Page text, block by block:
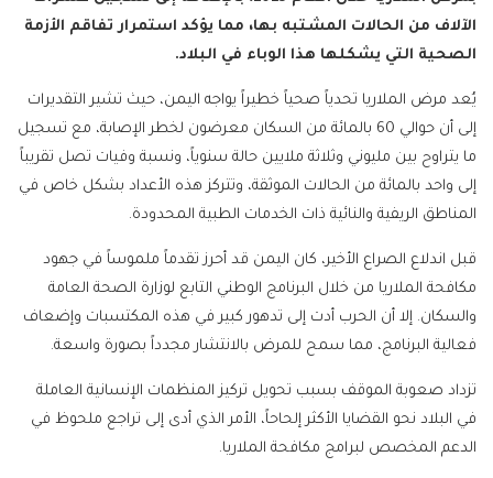
الآلاف من الحالات المشتبه بها، مما يؤكد استمرار تفاقم الأزمة
الصحية التي يشكلها هذا الوباء في البلاد.
يُعد مرض الملاريا تحدياً صحياً خطيراً يواجه اليمن، حيث تشير التقديرات
إلى أن حوالي 60 بالمائة من السكان معرضون لخطر الإصابة، مع تسجيل
ما يتراوح بين مليوني وثلاثة ملايين حالة سنوياً، ونسبة وفيات تصل تقريباً
إلى واحد بالمائة من الحالات الموثقة، وتتركز هذه الأعداد بشكل خاص في
المناطق الريفية والنائية ذات الخدمات الطبية المحدودة.
قبل اندلاع الصراع الأخير، كان اليمن قد أحرز تقدماً ملموساً في جهود
مكافحة الملاريا من خلال البرنامج الوطني التابع لوزارة الصحة العامة
والسكان. إلا أن الحرب أدت إلى تدهور كبير في هذه المكتسبات وإضعاف
فعالية البرنامج، مما سمح للمرض بالانتشار مجدداً بصورة واسعة.
تزداد صعوبة الموقف بسبب تحويل تركيز المنظمات الإنسانية العاملة
في البلاد نحو القضايا الأكثر إلحاحاً، الأمر الذي أدى إلى تراجع ملحوظ في
الدعم المخصص لبرامج مكافحة الملاريا.